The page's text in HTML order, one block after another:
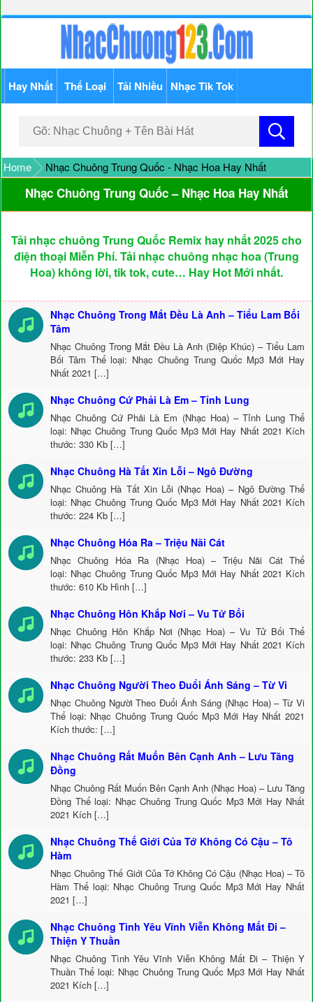
Hay Nhất Thể Loại Tải Nhiều Nhạc Tik Tok
Home Nhạc Chuông Trung Quốc - Nhạc Hoa Hay Nhất
Nhạc Chuông Trung Quốc – Nhạc Hoa Hay Nhất
Tải nhạc chuông Trung Quốc Remix hay nhất 2025 cho
điện thoại Miễn Phí. Tải nhạc chuông nhạc hoa (Trung
Hoa) không lời, tik tok, cute… Hay Hot Mới nhất.
Nhạc Chuông Trong Mắt Đều Là Anh – Tiểu Lam Bối
Tâm
Nhạc Chuông Trong Mắt Đều Là Anh (Điệp Khúc) – Tiểu Lam
Bối Tâm Thể loại: Nhạc Chuông Trung Quốc Mp3 Mới Hay
Nhất 2021 […]
Nhạc Chuông Cứ Phải Là Em – Tỉnh Lung
Nhạc Chuông Cứ Phải Là Em (Nhạc Hoa) – Tỉnh Lung Thể
loại: Nhạc Chuông Trung Quốc Mp3 Mới Hay Nhất 2021 Kích
thước: 330 Kb […]
Nhạc Chuông Hà Tất Xin Lỗi – Ngô Đường
Nhạc Chuông Hà Tất Xin Lỗi (Nhạc Hoa) – Ngô Đường Thể
loại: Nhạc Chuông Trung Quốc Mp3 Mới Hay Nhất 2021 Kích
thước: 224 Kb […]
Nhạc Chuông Hóa Ra – Triệu Nãi Cát
Nhạc Chuông Hóa Ra (Nhạc Hoa) – Triệu Nãi Cát Thể
loại: Nhạc Chuông Trung Quốc Mp3 Mới Hay Nhất 2021 Kích
thước: 610 Kb Hình […]
Nhạc Chuông Hôn Khắp Nơi – Vu Tử Bối
Nhạc Chuông Hôn Khắp Nơi (Nhạc Hoa) – Vu Tử Bối Thể
loại: Nhạc Chuông Trung Quốc Mp3 Mới Hay Nhất 2021 Kích
thước: 233 Kb […]
Nhạc Chuông Người Theo Đuổi Ánh Sáng – Từ Vi
Nhạc Chuông Người Theo Đuổi Ánh Sáng (Nhạc Hoa) – Từ Vi
Thể loại: Nhạc Chuông Trung Quốc Mp3 Mới Hay Nhất 2021
Kích thước: […]
Nhạc Chuông Rất Muốn Bên Cạnh Anh – Lưu Tăng
Đồng
Nhạc Chuông Rất Muốn Bên Cạnh Anh (Nhạc Hoa) – Lưu Tăng
Đồng Thể loại: Nhạc Chuông Trung Quốc Mp3 Mới Hay Nhất
2021 Kích […]
Nhạc Chuông Thế Giới Của Tớ Không Có Cậu – Tô
Hàm
Nhạc Chuông Thế Giới Của Tớ Không Có Cậu (Nhạc Hoa) – Tô
Hàm Thể loại: Nhạc Chuông Trung Quốc Mp3 Mới Hay Nhất
2021 […]
Nhạc Chuông Tình Yêu Vĩnh Viễn Không Mất Đi –
Thiện Y Thuần
Nhạc Chuông Tình Yêu Vĩnh Viễn Không Mất Đi – Thiện Y
Thuần Thể loại: Nhạc Chuông Trung Quốc Mp3 Mới Hay Nhất
2021 Kích […]